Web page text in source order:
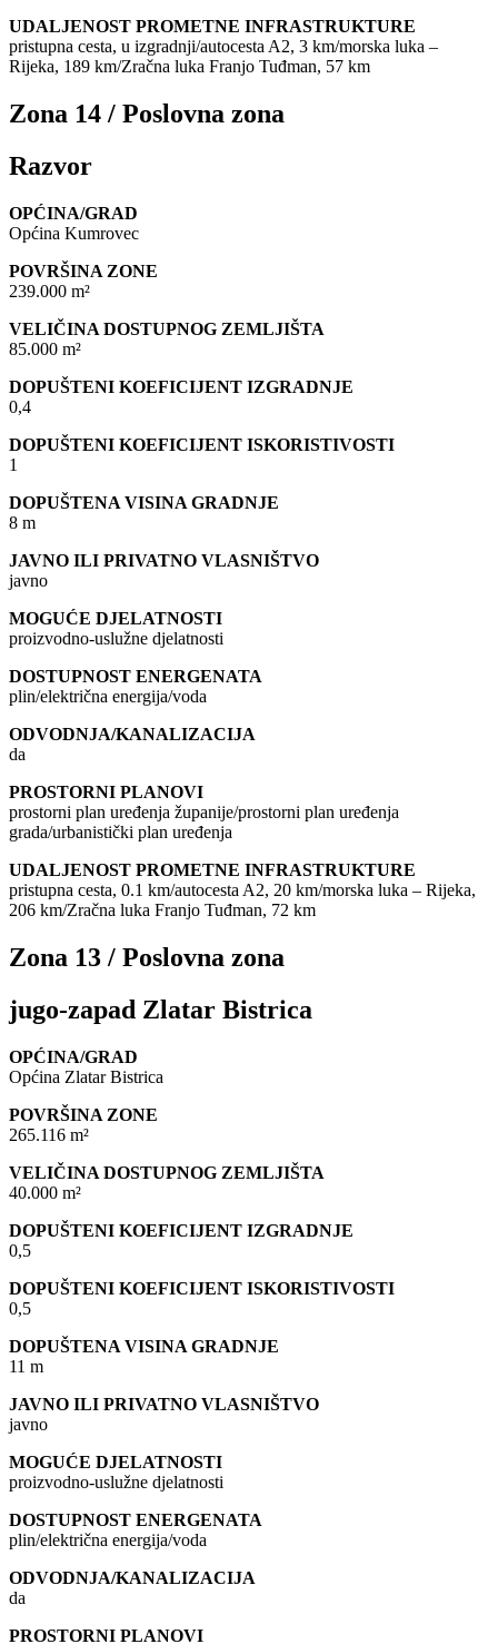
UDALJENOST PROMETNE INFRASTRUKTURE
pristupna cesta, u izgradnji/autocesta A2, 3 km/morska luka –
Rijeka, 189 km/Zračna luka Franjo Tuđman, 57 km
Zona 14 / Poslovna zona
Razvor
OPĆINA/GRAD
Općina Kumrovec
POVRŠINA ZONE
239.000 m²
VELIČINA DOSTUPNOG ZEMLJIŠTA
85.000 m²
DOPUŠTENI KOEFICIJENT IZGRADNJE
0,4
DOPUŠTENI KOEFICIJENT ISKORISTIVOSTI
1
DOPUŠTENA VISINA GRADNJE
8 m
JAVNO ILI PRIVATNO VLASNIŠTVO
javno
MOGUĆE DJELATNOSTI
proizvodno-uslužne djelatnosti
DOSTUPNOST ENERGENATA
plin/električna energija/voda
ODVODNJA/KANALIZACIJA
da
PROSTORNI PLANOVI
prostorni plan uređenja županije/prostorni plan uređenja
grada/urbanistički plan uređenja
UDALJENOST PROMETNE INFRASTRUKTURE
pristupna cesta, 0.1 km/autocesta A2, 20 km/morska luka – Rijeka,
206 km/Zračna luka Franjo Tuđman, 72 km
Zona 13 / Poslovna zona
jugo-zapad Zlatar Bistrica
OPĆINA/GRAD
Općina Zlatar Bistrica
POVRŠINA ZONE
265.116 m²
VELIČINA DOSTUPNOG ZEMLJIŠTA
40.000 m²
DOPUŠTENI KOEFICIJENT IZGRADNJE
0,5
DOPUŠTENI KOEFICIJENT ISKORISTIVOSTI
0,5
DOPUŠTENA VISINA GRADNJE
11 m
JAVNO ILI PRIVATNO VLASNIŠTVO
javno
MOGUĆE DJELATNOSTI
proizvodno-uslužne djelatnosti
DOSTUPNOST ENERGENATA
plin/električna energija/voda
ODVODNJA/KANALIZACIJA
da
PROSTORNI PLANOVI